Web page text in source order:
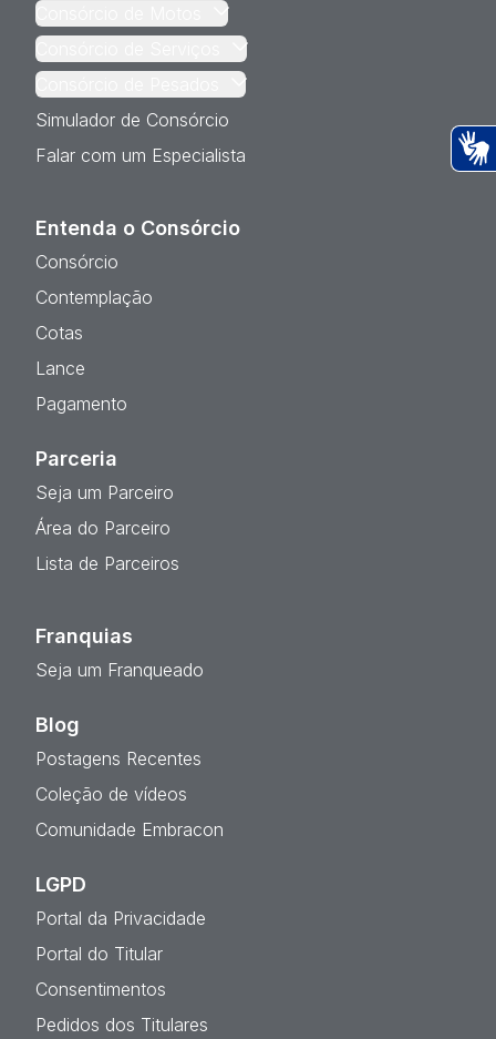
Consórcio de Motos
Consórcio de Serviços
Consórcio de Pesados
Simulador de Consórcio
Falar com um Especialista
Entenda o Consórcio
Consórcio
Contemplação
Cotas
Lance
Pagamento
Parceria
Seja um Parceiro
Área do Parceiro
Lista de Parceiros
Franquias
Seja um Franqueado
Blog
Postagens Recentes
Coleção de vídeos
Comunidade Embracon
LGPD
Portal da Privacidade
Portal do Titular
Consentimentos
Pedidos dos Titulares